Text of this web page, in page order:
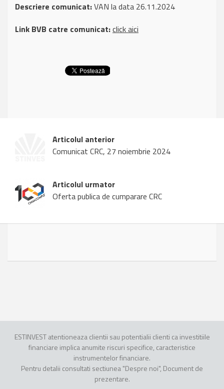
Descriere comunicat:VAN la data 26.11.2024
Link BVB catre comunicat:click aici
Articolul anterior
Comunicat CRC, 27 noiembrie 2024
Articolul urmator
Oferta publica de cumparare CRC
ESTINVEST atentioneaza clientii sau potentialii clienti ca investitiile
financiare implica anumite riscuri specifice, caracteristice
instrumentelor financiare.
Pentru detalii consultati sectiunea "Despre noi", Document de
prezentare.